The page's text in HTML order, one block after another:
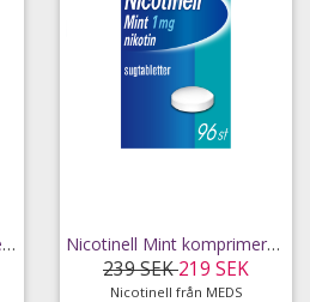
Nicotinell Tropisk frukt medicinskt tuggummi 2 mg Nicotinell Mint komprimerad sugtablett 1 mg 96 st
239 SEK219 SEK
Nicotinell från MEDS